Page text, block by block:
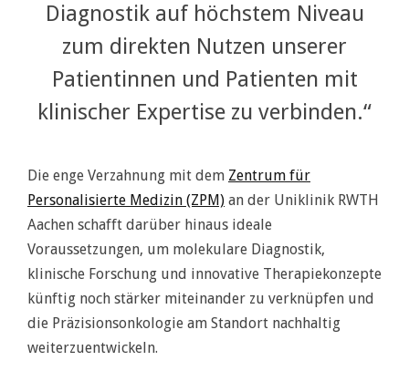
Diagnostik auf höchstem Niveau
zum direkten Nutzen unserer
Patientinnen und Patienten mit
klinischer Expertise zu verbinden.“
Die enge Verzahnung mit dem Zentrum für
Personalisierte Medizin (ZPM) an der Uniklinik RWTH
Aachen schafft darüber hinaus ideale
Voraussetzungen, um molekulare Diagnostik,
klinische Forschung und innovative Therapiekonzepte
künftig noch stärker miteinander zu verknüpfen und
die Präzisionsonkologie am Standort nachhaltig
weiterzuentwickeln.